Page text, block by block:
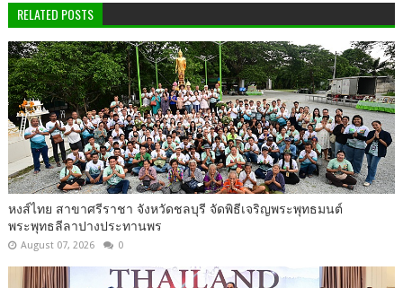
RELATED POSTS
หงส์ไทย สาขาศรีราชา จังหวัดชลบุรี จัดพิธีเจริญพระพุทธมนต์
พระพุทธลีลาปางประทานพร
August 07, 2026 0